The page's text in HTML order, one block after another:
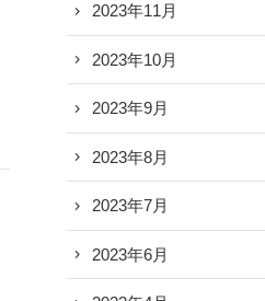
2023年11月
2023年10月
2023年9月
2023年8月
2023年7月
2023年6月